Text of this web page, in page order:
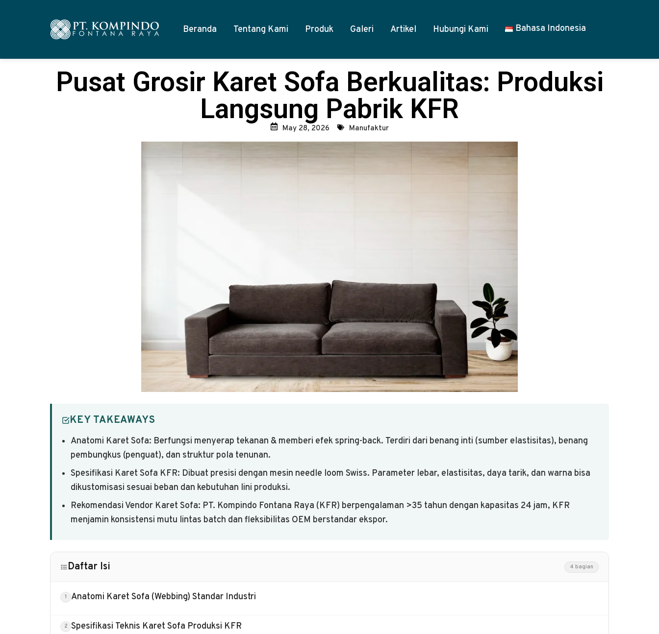
Beranda Tentang Kami Produk Galeri Artikel Hubungi Kami Bahasa Indonesia
Pusat Grosir Karet Sofa Berkualitas: Produksi
Langsung Pabrik KFR
May 28, 2026 Manufaktur
KEY TAKEAWAYS
Anatomi Karet Sofa: Berfungsi menyerap tekanan & memberi efek spring-back. Terdiri dari benang inti (sumber elastisitas), benang
pembungkus (penguat), dan struktur pola tenunan.
Spesifikasi Karet Sofa KFR: Dibuat presisi dengan mesin needle loom Swiss. Parameter lebar, elastisitas, daya tarik, dan warna bisa
dikustomisasi sesuai beban dan kebutuhan lini produksi.
Rekomendasi Vendor Karet Sofa: PT. Kompindo Fontana Raya (KFR) berpengalaman >35 tahun dengan kapasitas 24 jam, KFR
menjamin konsistensi mutu lintas batch dan fleksibilitas OEM berstandar ekspor.
Daftar Isi 4 bagian
Anatomi Karet Sofa (Webbing) Standar Industri
Spesifikasi Teknis Karet Sofa Produksi KFR